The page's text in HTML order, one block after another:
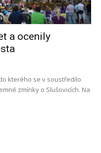
a ocenily
kterého se v soustředilo
zmínky o Slušovicích. Na